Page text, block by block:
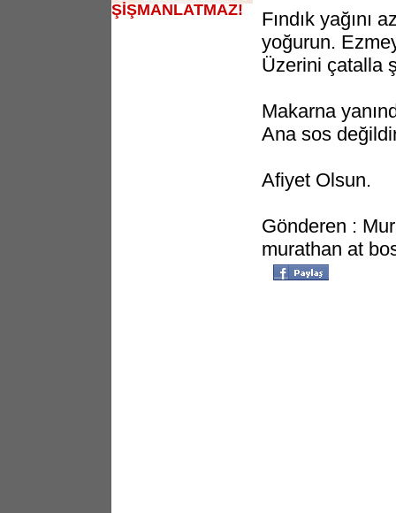
ŞİŞMANLATMAZ!
Fındık yağını
yoğurun.
Üzerini çatalla
Makarna
Ana sos
Afiyet Olsun.
Gönderen :
murathan at